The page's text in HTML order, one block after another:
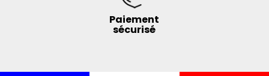
Paiement
sécurisé